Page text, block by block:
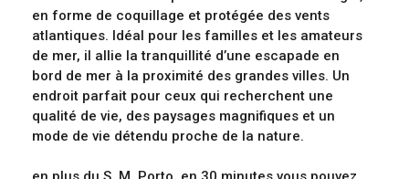
en forme de coquillage et protégée des vents
atlantiques. Idéal pour les familles et les amateurs
de mer, il allie la tranquillité d’une escapade en
bord de mer à la proximité des grandes villes. Un
endroit parfait pour ceux qui recherchent une
qualité de vie, des paysages magnifiques et un
mode de vie détendu proche de la nature.